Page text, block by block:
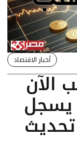
أخبار الاقتصاد
الآن
في مصر: عيار 24 يسجل
تحديث